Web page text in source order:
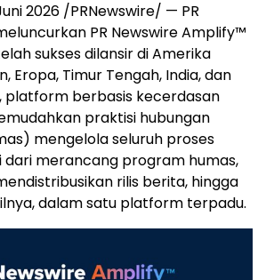
2026 /PRNewswire/ — PR
PR Newswire Amplify™
sukses dilansir di Amerika
Eropa, Timur Tengah, India, dan
platform berbasis kecerdasan
praktisi hubungan
mengelola seluruh proses
dari merancang program humas,
rilis berita, hingga
dalam satu platform terpadu.